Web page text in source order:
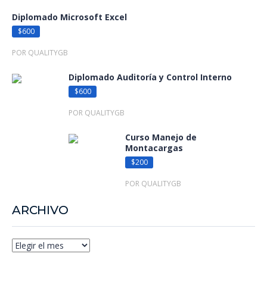
Diplomado Microsoft Excel
$600
POR QUALITYGB
Diplomado Auditoría y Control Interno
$600
POR QUALITYGB
Curso Manejo de
Montacargas
$200
POR QUALITYGB
ARCHIVO